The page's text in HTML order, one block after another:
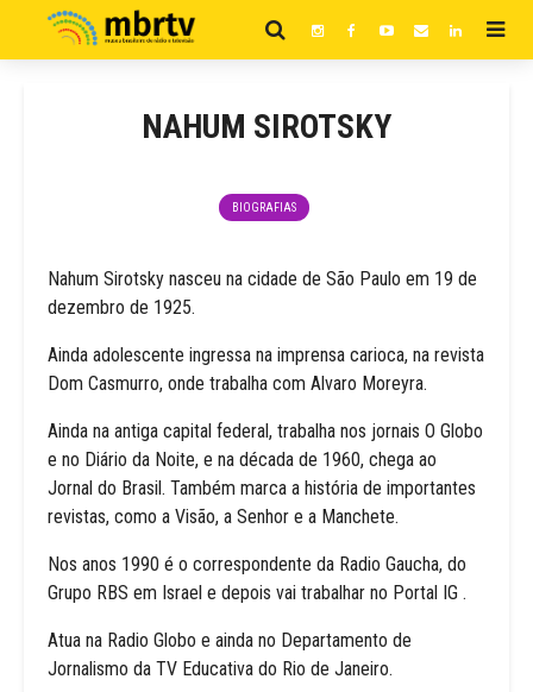
NAHUM SIROTSKY
BIOGRAFIAS
Nahum Sirotsky nasceu na cidade de São Paulo em 19 de
dezembro de 1925.
Ainda adolescente ingressa na imprensa carioca, na revista
Dom Casmurro, onde trabalha com Alvaro Moreyra.
Ainda na antiga capital federal, trabalha nos jornais O Globo
e no Diário da Noite, e na década de 1960, chega ao
Jornal do Brasil. Também marca a história de importantes
revistas, como a Visão, a Senhor e a Manchete.
Nos anos 1990 é o correspondente da Radio Gaucha, do
Grupo RBS em Israel e depois vai trabalhar no Portal IG .
Atua na Radio Globo e ainda no Departamento de
Jornalismo da TV Educativa do Rio de Janeiro.